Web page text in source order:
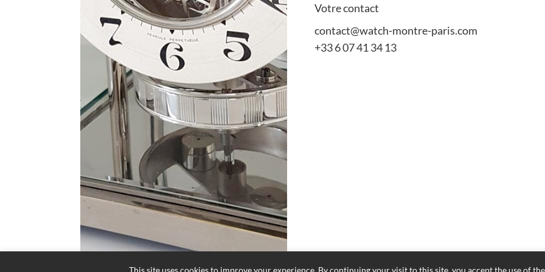
Votre contact
contact@watch-montre-paris.com
+33 6 07 41 34 13